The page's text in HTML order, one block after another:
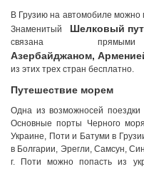
В Грузию на автомобиле можно
Знаменитый Шелковый
связана
Азербайджаном,
из этих трех стран бесплатно.
Путешествие морем
Одна из возможносей
Основные порты Черного
Украине, Поти и Батуми в
в Болгарии, Эрегли, Самсун,
г. Поти можно попасть из